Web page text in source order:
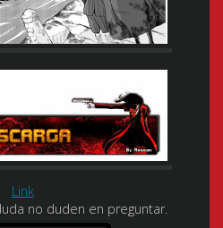
Link
no duden en preguntar.